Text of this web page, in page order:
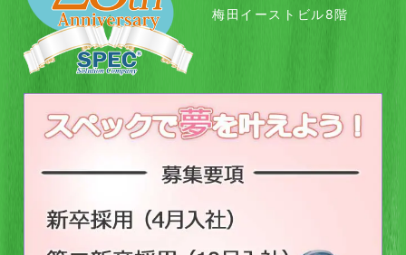
梅田イーストビル8階